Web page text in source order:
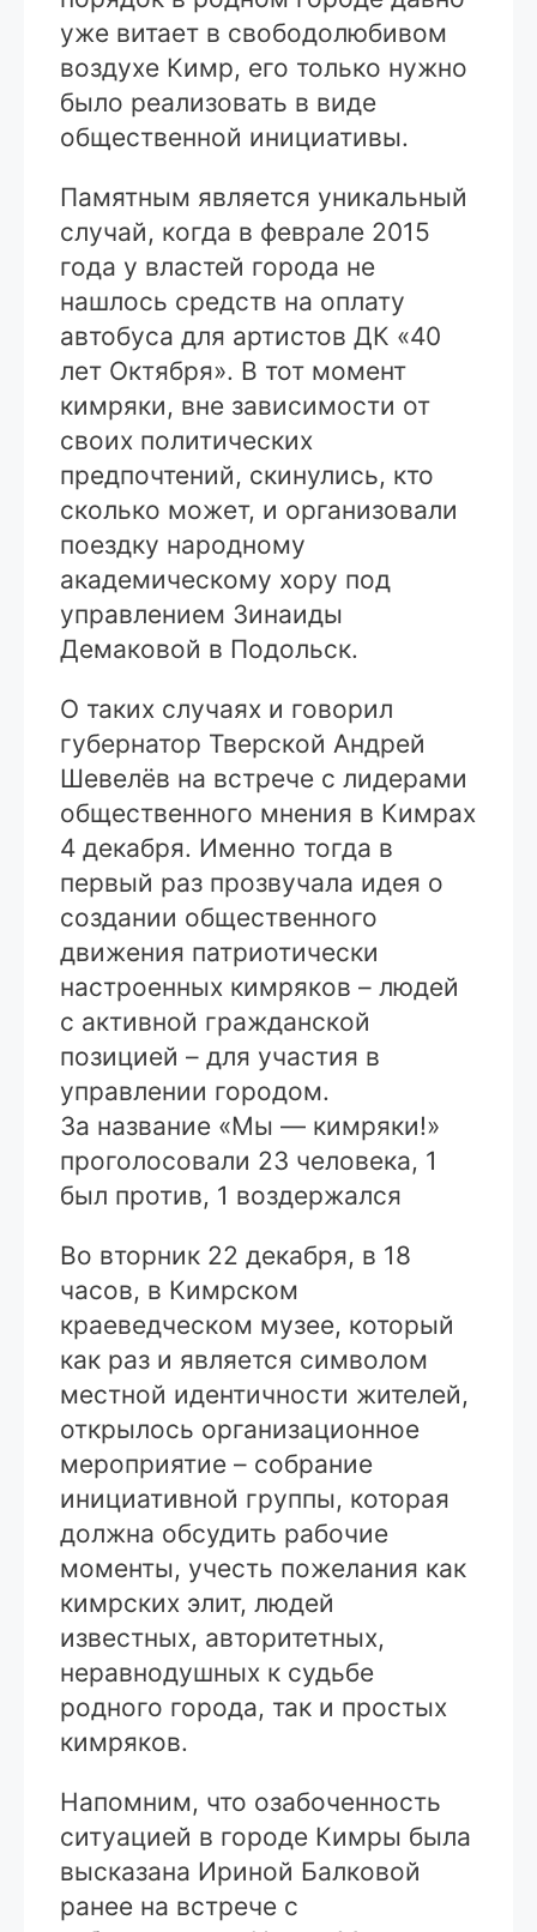
уже витает в свободолюбивом
воздухе Кимр, его только нужно
было реализовать в виде
общественной инициативы.
Памятным является уникальный
случай, когда в феврале 2015
года у властей города не
нашлось средств на оплату
автобуса для артистов ДК «40
лет Октября». В тот момент
кимряки, вне зависимости от
своих политических
предпочтений, скинулись, кто
сколько может, и организовали
поездку народному
академическому хору под
управлением Зинаиды
Демаковой в Подольск.
О таких случаях и говорил
губернатор Тверской Андрей
Шевелёв на встрече с лидерами
общественного мнения в Кимрах
4 декабря. Именно тогда в
первый раз прозвучала идея о
создании общественного
движения патриотически
настроенных кимряков – людей
с активной гражданской
позицией – для участия в
управлении городом.
За название «Мы — кимряки!»
проголосовали 23 человека, 1
был против, 1 воздержался
Во вторник 22 декабря, в 18
часов, в Кимрском
краеведческом музее, который
как раз и является символом
местной идентичности жителей,
открылось организационное
мероприятие – собрание
инициативной группы, которая
должна обсудить рабочие
моменты, учесть пожелания как
кимрских элит, людей
известных, авторитетных,
неравнодушных к судьбе
родного города, так и простых
кимряков.
Напомним, что озабоченность
ситуацией в городе Кимры была
высказана Ириной Балковой
ранее на встрече с